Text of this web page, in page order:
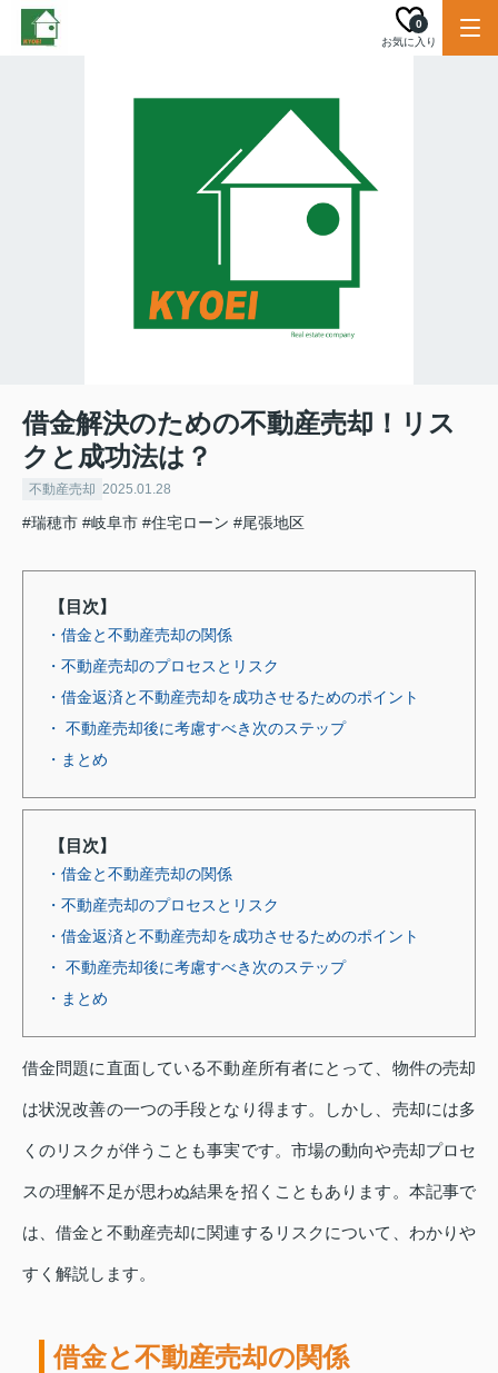
お気に入り
0
借金解決のための不動産売却！リス
クと成功法は？
不動産売却 2025.01.28
#瑞穂市 #岐阜市 #住宅ローン #尾張地区
【目次】
・借金と不動産売却の関係
・不動産売却のプロセスとリスク
・借金返済と不動産売却を成功させるためのポイント
・ 不動産売却後に考慮すべき次のステップ
・まとめ
【目次】
・借金と不動産売却の関係
・不動産売却のプロセスとリスク
・借金返済と不動産売却を成功させるためのポイント
・ 不動産売却後に考慮すべき次のステップ
・まとめ
借金問題に直面している不動産所有者にとって、物件の売却
は状況改善の一つの手段となり得ます。しかし、売却には多
くのリスクが伴うことも事実です。市場の動向や売却プロセ
スの理解不足が思わぬ結果を招くこともあります。本記事で
は、借金と不動産売却に関連するリスクについて、わかりや
すく解説します。
借金と不動産売却の関係